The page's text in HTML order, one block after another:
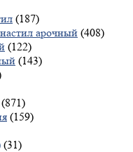
(187)
арочный (408)
(122)
(143)
(871)
(159)
(31)